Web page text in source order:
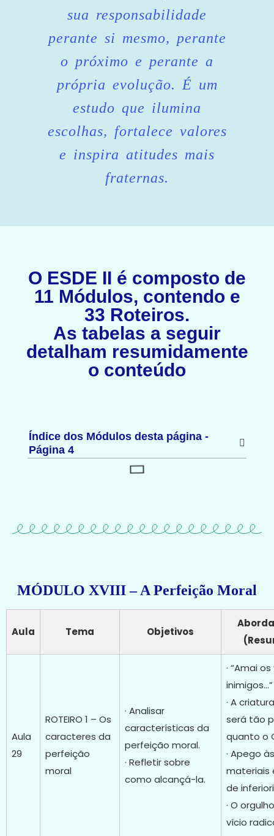
sua responsabilidade
perante si mesmo, perante
o próximo e perante a
própria evolução. É um
estudo que ilumina
escolhas, fortalece valores
e inspira atitudes mais
fraternas.
O ESDE II é composto de
11 Módulos, contendo e
33 Roteiros.
As tabelas a seguir
detalham resumidamente
o conteúdo
Índice dos Módulos desta página -
Página 4
MÓDULO XVIII – A Perfeição Moral
Aula Tema Objetivos
Aula
29
ROTEIRO 1 – Os
caracteres da
perfeição
moral
· Analisar
características da
perfeição moral.
· Refletir sobre
como alcançá-la.
· “Amai
inimigos…”
· A
será tão
quanto o
· Apego
materiais
de
· O
vício